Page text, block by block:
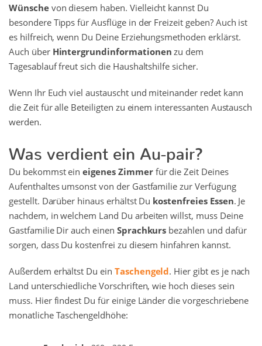
Wünschevon diesem haben. Vielleicht kannst Du
besondere Tipps für Ausflüge in der Freizeit geben? Auch ist
es hilfreich, wenn Du Deine Erziehungsmethoden erklärst.
Auch über Hintergrundinformationen zu dem
Tagesablauf freut sich die Haushaltshilfe sicher.
Wenn Ihr Euch viel austauscht und miteinander redet kann
die Zeit für alle Beteiligten zu einem interessanten Austausch
werden.
Was verdient ein Au-pair?
Du bekommst eineigenes Zimmerfür die Zeit Deines
Aufenthaltes umsonst von der Gastfamilie zur Verfügung
gestellt. Darüber hinaus erhältst Du kostenfreies Essen. Je
nachdem, in welchem Land Du arbeiten willst, muss Deine
Gastfamilie Dir auch einen Sprachkurs bezahlen und dafür
sorgen, dass Du kostenfrei zu diesem hinfahren kannst.
Außerdem erhältst Du ein Taschengeld. Hier gibt es je nach
Land unterschiedliche Vorschriften, wie hoch dieses sein
muss. Hier findest Du für einige Länder die vorgeschriebene
monatliche Taschengeldhöhe: